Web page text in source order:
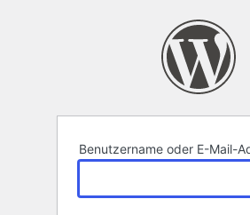
Benutzername oder E-Mail-